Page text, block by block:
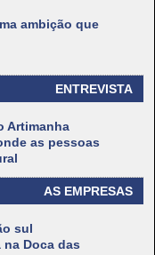
ambição que
ENTREVISTA
Artimanha
as pessoas
AS EMPRESAS
sul
Doca das